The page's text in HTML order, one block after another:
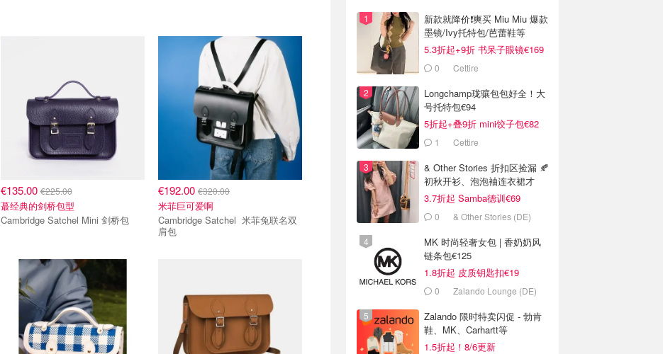
€135.00€225.00
蕞经典的剑桥包型
Cambridge Satchel Mini 剑桥包
€192.00 €320.00
米菲巨可爱啊
Cambridge Satchel 米菲兔联名双
肩包
新款就降价❗️爽买 Miu Miu 爆款
墨镜/Ivy托特包/芭蕾鞋等
5.3折起+9折 书呆子眼镜€169
0 Cettire
Longchamp珑骧包包好全！大
号托特包€94
5折起+叠9折 mini饺子包€82
1 Cettire
& Other Stories 折扣区捡漏 🍂
初秋开衫、泡泡袖连衣裙才
€29
3.7折起 Samba德训€69
0 & Other Stories (DE)
MK 时尚轻奢女包 | 香奶奶风
链条包€125
1.8折起 皮质钥匙扣€19
0 Zalando Lounge (DE)
Zalando 限时特卖闪促 - 勃肯
鞋、MK、Carhartt等
1.5折起！8/6更新